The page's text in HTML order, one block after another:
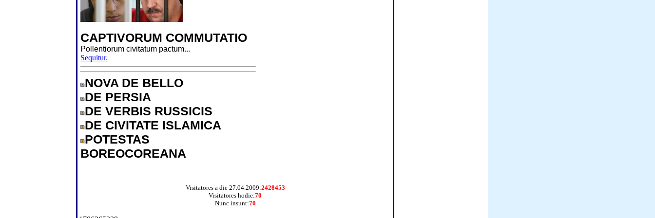
CAPTIVORUM COMMUTATIO
Pollentiorum civitatum pactum...
Sequitur.
NOVA DE BELLO
DE PERSIA
DE VERBIS RUSSICIS
DE CIVITATE ISLAMICA
POTESTAS
BOREOCOREANA
Visitatores a die 27.04.2009:2428453
Visitatores hodie:70
Nunc insunt:70